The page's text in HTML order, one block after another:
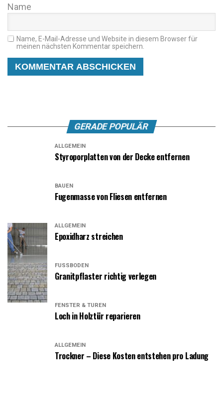
Name
Name, E-Mail-Adresse und Website in diesem Browser für
meinen nächsten Kommentar speichern.
GERADE POPULÄR
ALLGEMEIN
Styroporplatten von der Decke entfernen
BAUEN
Fugenmasse von Fliesen entfernen
ALLGEMEIN
Epoxidharz streichen
FUSSBODEN
Granitpflaster richtig verlegen
FENSTER & TÜREN
Loch in Holztür reparieren
ALLGEMEIN
Trockner – Diese Kosten entstehen pro Ladung